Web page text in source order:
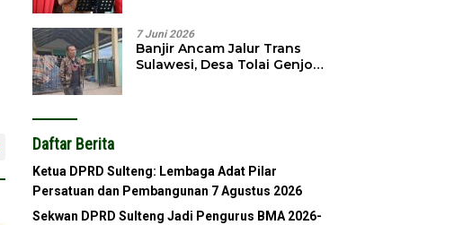
7 Juni 2026
Banjir Ancam Jalur Trans
Sulawesi, Desa Tolai Genjot
Daftar Berita
Ketua DPRD Sulteng: Lembaga Adat Pilar
Persatuan dan Pembangunan 7 Agustus 2026
Sekwan DPRD Sulteng Jadi Pengurus BMA 2026-